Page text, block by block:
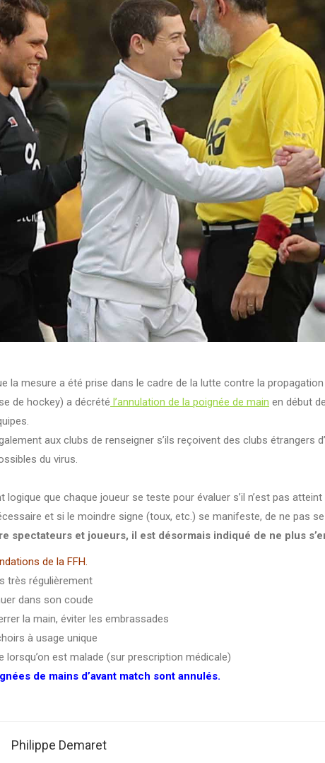
la mesure a été prise dans le cadre de la lutte contre la
de hockey) a décrété l’annulation de la poignée de main en début
aux clubs de renseigner s’ils reçoivent des clubs étrangers
du virus.
logique que chaque joueur se teste pour évaluer s’il n’est pas
et si le moindre signe (toux, etc.) se manifeste, de ne pas
spectateurs et joueurs, il est désormais indiqué de ne plus
de la FFH.
très régulièrement
dans son coude
la main, éviter les embrassades
à usage unique
lorsqu’on est malade (sur prescription médicale)
de mains d’avant match sont annulés.
Philippe Demaret